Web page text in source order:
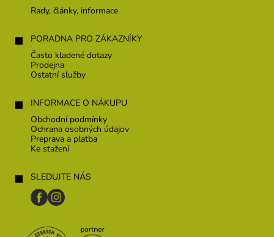
Rady, články, informace
PORADNA PRO ZÁKAZNÍKY
Často kladené dotazy
Prodejna
Ostatní služby
INFORMACE O NÁKUPU
Obchodní podmínky
Ochrana osobných údajov
Preprava a platba
Ke stažení
SLEDUJTE NÁS